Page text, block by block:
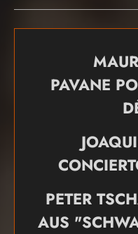
PAVANE
PETER
AUS